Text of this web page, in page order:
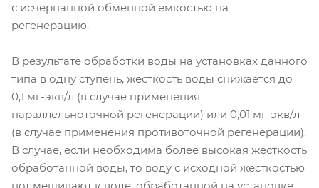
с исчерпанной обменной емкостью на
регенерацию.
В результате обработки воды на установках данного
типа в одну ступень, жесткость воды снижается до
0,1 мг-экв/л (в случае применения
параллельноточной регенерации) или 0,01 мг-экв/л
(в случае применения противоточной регенерации).
В случае, если необходима более высокая жесткость
обработанной воды, то воду с исходной жесткостью